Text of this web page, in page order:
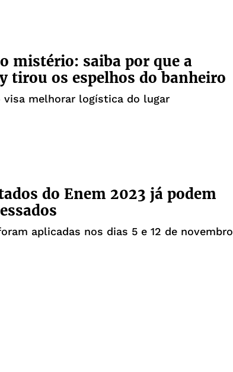
mistério: saiba por que a
tirou os espelhos do banheiro
visa melhorar logística do lugar
do Enem 2023 já podem
aplicadas nos dias 5 e 12 de novembro